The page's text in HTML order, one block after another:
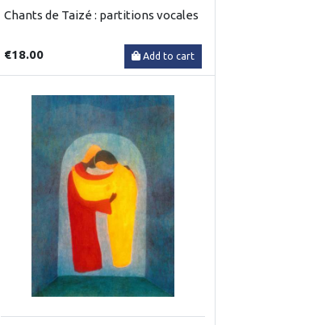
Chants de Taizé : partitions vocales
€18.00 Add to cart